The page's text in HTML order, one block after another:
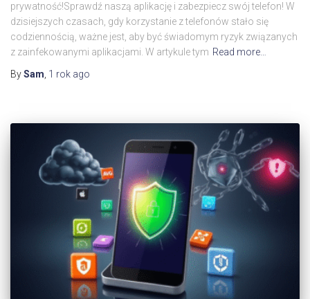
prywatność!Sprawdź naszą aplikację i zabezpiecz swój telefon! W
dzisiejszych czasach, gdy korzystanie z telefonów stało się
codziennością, ważne jest, aby być świadomym ryzyk związanych
z zainfekowanymi aplikacjami. W artykule tym Read more…
BySam, 1 rok ago